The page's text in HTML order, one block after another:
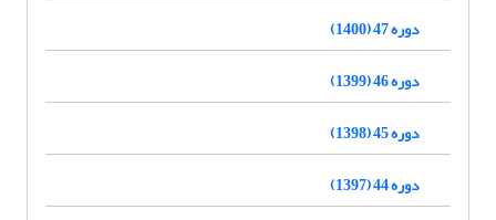
دوره 47 (1400)
دوره 46 (1399)
دوره 45 (1398)
دوره 44 (1397)